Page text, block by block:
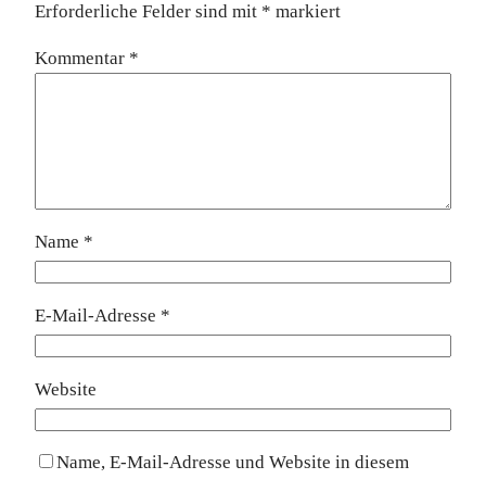
Erforderliche Felder sind mit * markiert
Kommentar *
Name *
E-Mail-Adresse *
Website
Name, E-Mail-Adresse und Website in diesem